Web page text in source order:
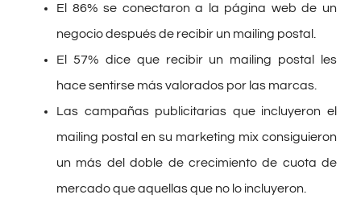
El 86% se conectaron a la página web de un
negocio después de recibir un mailing postal.
El 57% dice que recibir un mailing postal les
hace sentirse más valorados por las marcas.
Las campañas publicitarias que incluyeron el
mailing postal en su marketing mix consiguieron
un más del doble de crecimiento de cuota de
mercado que aquellas que no lo incluyeron.